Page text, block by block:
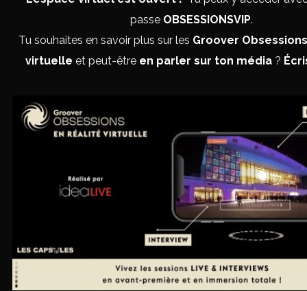
passe OBSESSIONSVIP.
Tu souhaites en savoir plus sur les Groover
virtuelle et peut-être en parler sur ton média?